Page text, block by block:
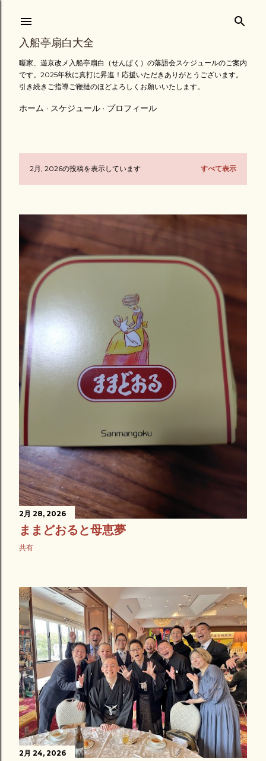
スキップしてメイン コンテンツに移動
入船亭扇白大全
噺家、遊京改メ入船亭扇白（せんぱく）の落語会スケジュールのご案内
です。2025年秋に真打に昇進！応援いただきありがとうございます。
引き続きご指導ご鞭撻のほどよろしくお願いいたします。
ホーム スケジュール プロフィール
投2月, 2026の投稿を表示しています すべて表示
2月 28, 2026
ままどおると母恵夢
共有
2月 24, 2026